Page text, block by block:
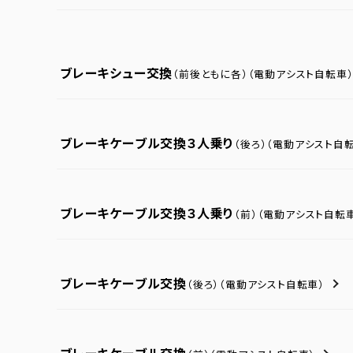
ブレーキシュー交換 （前後ともに各） （電動アシスト自転車）
ブレーキケーブル交換３人乗り （後ろ） （電動アシスト自転
ブレーキケーブル交換３人乗り （前） （電動アシスト自転車
ブレーキケーブル交換 （後ろ） （電動アシスト自転車）